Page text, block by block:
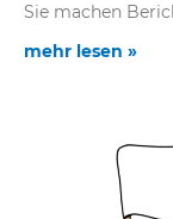
Sie machen
mehr lesen »